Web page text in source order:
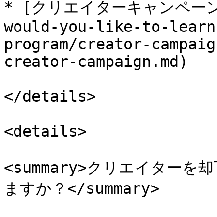
* [クリエイターキャンペ
would-you-like-to-
program/creator-
creator-campaign.md)
</details>
<details>
<summary>クリエイターを
ますか？</summary>